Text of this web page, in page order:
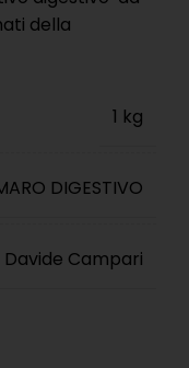
della
1 kg
DIGESTIVO
Davide Campari